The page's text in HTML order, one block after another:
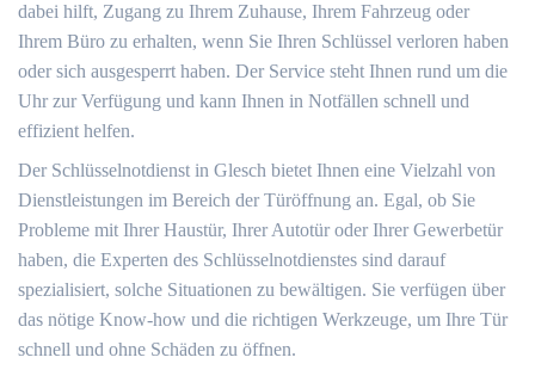
dabei hilft, Zugang zu Ihrem Zuhause, Ihrem Fahrzeug oder
Ihrem Büro zu erhalten, wenn Sie Ihren Schlüssel verloren haben
oder sich ausgesperrt haben.​ Der Service steht Ihnen rund um die
Uhr zur Verfügung und kann Ihnen in Notfällen schnell und
effizient helfen.​
Der Schlüsselnotdienst in Glesch bietet Ihnen eine Vielzahl von
Dienstleistungen im Bereich der Türöffnung an. Egal, ob Sie
Probleme mit Ihrer Haustür, Ihrer Autotür oder Ihrer Gewerbetür
haben, die Experten des Schlüsselnotdienstes sind darauf
spezialisiert, solche Situationen zu bewältigen.​ Sie verfügen über
das nötige Know-how und die richtigen Werkzeuge, um Ihre Tür
schnell und ohne Schäden zu öffnen.​